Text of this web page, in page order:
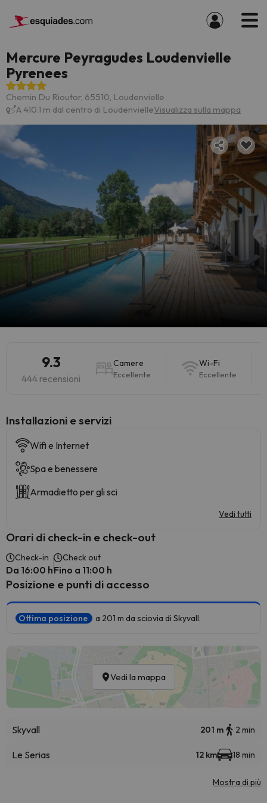
Mercure Peyragudes Loudenvielle
Pyrenees
Chemin Du Rioutor, 65510, Loudenvielle
A 410.1 m dal centro di LoudenvielleVisualizza sulla mappa
9.3
444 recensioni
Camere
Eccellente
Wi-Fi
Eccellente
Installazioni e servizi
Wifi e Internet
Spa e benessere
Armadietto per gli sci
Vedi tutti
Orari di check-in e check-out
Check-in
Da 16:00 h
Check out
Fino a 11:00 h
Posizione e punti di accesso
Ottima posizione a 201 m da sciovia di Skyvall.
Vedi la mappa
Skyvall 201 m 2 min
Le Serias 12 km 18 min
Mostra di più